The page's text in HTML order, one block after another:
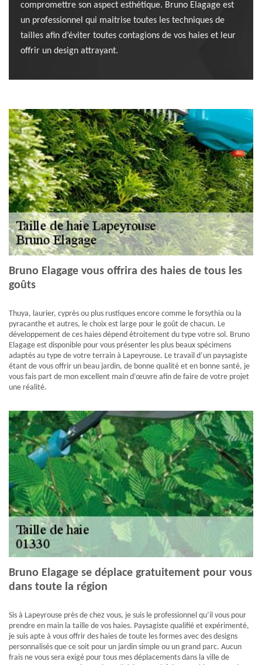
compromettre son aspect esthétique. Bruno Elagage est
un professionnel qui maitrise toutes les techniques de
tailles afin d’éviter toutes contagions de vos haies et leur
offrir un design attrayant.
Bruno Elagage vous offrira des haies de tous les
goûts
Thuya, laurier, cyprès ou plus rustiques encore comme le forsythia ou la
pyracanthe et autres, le choix est large pour le goût de chacun. Le
développement de ces haies dépend étroitement du type votre sol. Bruno
Elagage est disponible pour vous présenter les plus beaux spécimens
adaptés au type de votre terrain à Lapeyrouse. Le travail d’un paysagiste
étant de vous offrir un beau jardin, de bonne qualité et en bonne santé, je
vous fais part de mon excellent main d’œuvre afin de faire de votre projet
une réalité.
Bruno Elagage se déplace gratuitement pour vous
dans toute la région
Sis à Lapeyrouse près de chez vous, je suis le professionnel qu’il vous pour
prendre en main la taille de vos haies. Paysagiste qualifié et expérimenté,
je suis apte à vous offrir des haies de toute les formes avec des designs
personnalisés que ce soit pour un jardin simple ou un grand parc. Aucun
frais ne vous sera exigé pour tous mes déplacements dans la ville de